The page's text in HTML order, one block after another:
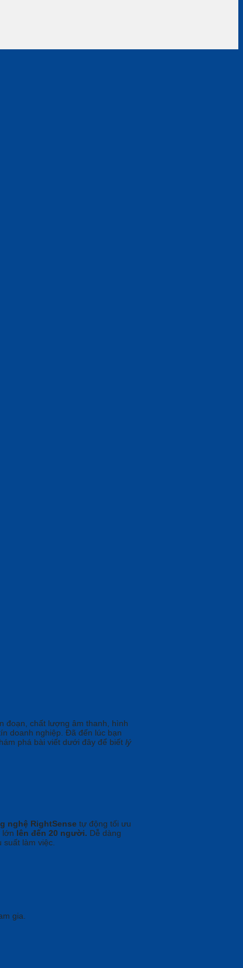
đoạn, chất lượng âm thanh, hình
doanh nghiệp. Đã đến lúc bạn
phá bài viết dưới đây để biết lý
nghệ RightSense tự động tối ưu
lớn lên đến 20 người. Dễ dàng
suất làm việc.
gia.